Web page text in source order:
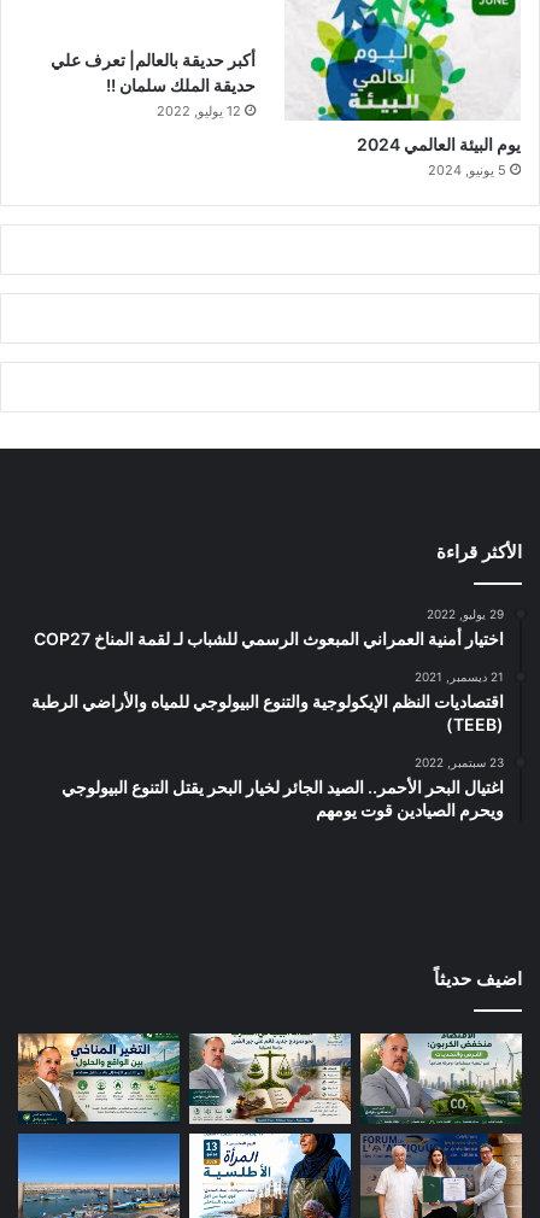
يوم البيئة العالمي 2024
5 يونيو, 2024
أكبر حديقة بالعالم| تعرف علي
حديقة الملك سلمان !!
12 يوليو, 2022
الأكثر قراءة
29 يوليو, 2022
اختيار أمنية العمراني المبعوث الرسمي للشباب لـ لقمة المناخ COP27
21 ديسمبر, 2021
اقتصاديات النظم الإيكولوجية والتنوع البيولوجي للمياه والأراضي الرطبة
(TEEB)
23 سبتمبر, 2022
اغتيال البحر الأحمر.. الصيد الجائر لخيار البحر يقتل التنوع البيولوجي
ويحرم الصيادين قوت يومهم
اضيف حديثاً